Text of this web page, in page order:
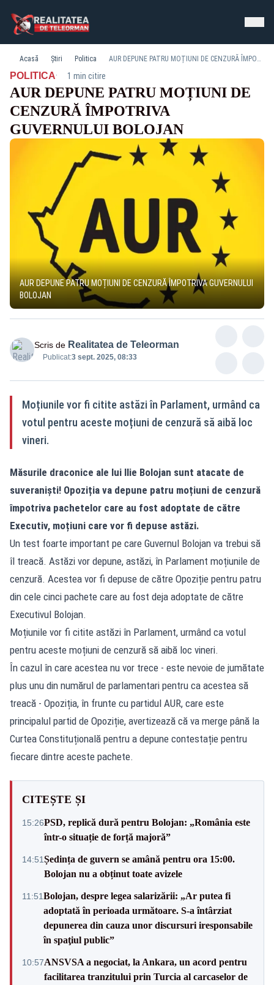
Acasă Știri Politica AUR DEPUNE PATRU MOȚIUNI DE CENZURĂ ÎMPOTRIVA GUVERNULUI BOLOJAN
POLITICA· 1 min citire
AUR DEPUNE PATRU MOȚIUNI DE
CENZURĂ ÎMPOTRIVA
GUVERNULUI BOLOJAN
AUR DEPUNE PATRU MOȚIUNI DE CENZURĂ ÎMPOTRIVA GUVERNULUI
BOLOJAN
Scris de Realitatea de Teleorman
Publicat:3 sept. 2025, 08:33
Moțiunile vor fi citite astăzi în Parlament, urmând ca
votul pentru aceste moțiuni de cenzură să aibă loc
vineri.
Măsurile draconice ale lui Ilie Bolojan sunt atacate de
suveraniști! Opoziția va depune patru moțiuni de cenzură
împotriva pachetelor care au fost adoptate de către
Executiv, moțiuni care vor fi depuse astăzi.
Un test foarte important pe care Guvernul Bolojan va trebui să
îl treacă. Astăzi vor depune, astăzi, în Parlament moțiunile de
cenzură. Acestea vor fi depuse de către Opoziție pentru patru
din cele cinci pachete care au fost deja adoptate de către
Executivul Bolojan.
Moțiunile vor fi citite astăzi în Parlament, urmând ca votul
pentru aceste moțiuni de cenzură să aibă loc vineri.
În cazul în care acestea nu vor trece - este nevoie de jumătate
plus unu din numărul de parlamentari pentru ca acestea să
treacă - Opoziția, în frunte cu partidul AUR, care este
principalul partid de Opoziție, avertizează că va merge până la
Curtea Constituțională pentru a depune contestație pentru
fiecare dintre aceste pachete.
CITEȘTE ȘI
15:26PSD, replică dură pentru Bolojan: „România este
într-o situație de forță majoră”
14:51Ședința de guvern se amână pentru ora 15:00.
Bolojan nu a obținut toate avizele
11:51Bolojan, despre legea salarizării: „Ar putea fi
adoptată în perioada următoare. S-a întârziat
depunerea din cauza unor discursuri iresponsabile
în spaţiul public”
10:57ANSVSA a negociat, la Ankara, un acord pentru
facilitarea tranzitului prin Turcia al carcaselor de